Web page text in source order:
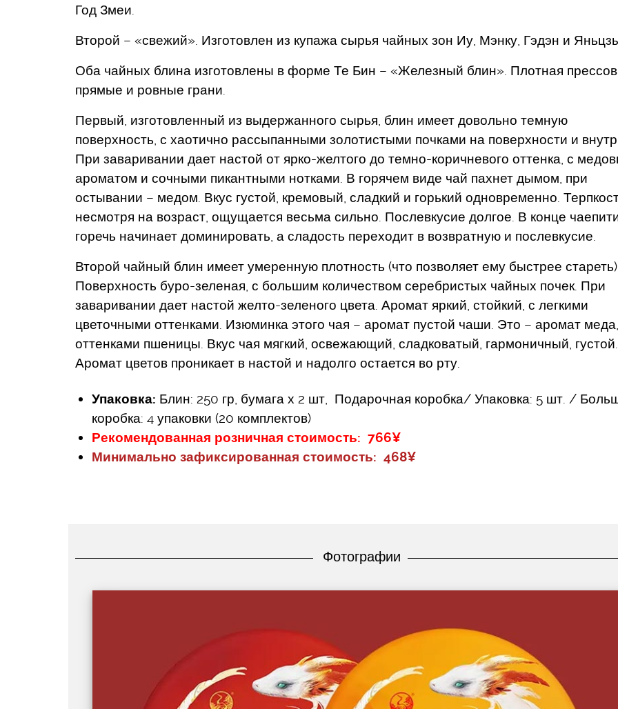
Год Змеи.
Второй – «свежий». Изготовлен из купажа сырья чайных зон Иу, Мэнку, Гэдэн и
Оба чайных блина изготовлены в форме Те Бин – «Железный блин». Плотная
прямые и ровные грани.
Первый, изготовленный из выдержанного сырья, блин имеет довольно темную
поверхность, с хаотично рассыпанными золотистыми почками на поверхности и
При заваривании дает настой от ярко-желтого до темно-коричневого оттенка, с
ароматом и сочными пикантными нотками. В горячем виде чай пахнет дымом, при
остывании – медом. Вкус густой, кремовый, сладкий и горький одновременно.
несмотря на возраст, ощущается весьма сильно. Послевкусие долгое. В конце
горечь начинает доминировать, а сладость переходит в возвратную и послевкусие.
Второй чайный блин имеет умеренную плотность (что позволяет ему быстрее
Поверхность буро-зеленая, с большим количеством серебристых чайных почек. При
заваривании дает настой желто-зеленого цвета. Аромат яркий, стойкий, с легкими
цветочными оттенками. Изюминка этого чая – аромат пустой чаши. Это – аромат
оттенками пшеницы. Вкус чая мягкий, освежающий, сладковатый, гармоничный, густой.
Аромат цветов проникает в настой и надолго остается во рту.
Упаковка: Блин: 250 гр, бумага х 2 шт, Подарочная коробка/ Упаковка: 5 шт. /
коробка: 4 упаковки (20 комплектов)
Рекомендованная розничная стоимость: 766¥
Минимально зафиксированная стоимость: 468¥
Фотографии